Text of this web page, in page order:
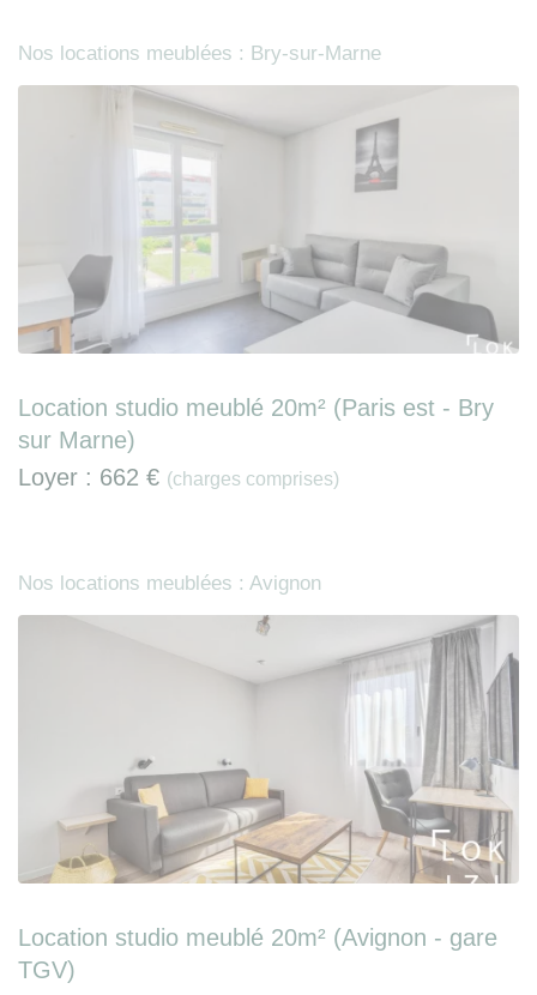
Nos locations meublées : Bry-sur-Marne
Location studio meublé 20m² (Paris est - Bry
sur Marne)
Loyer : 662 € (charges comprises)
Nos locations meublées : Avignon
Location studio meublé 20m² (Avignon - gare
TGV)